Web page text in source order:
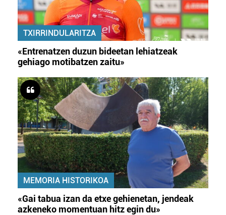
TXIRRINDULARITZA
«Entrenatzen duzun bideetan lehiatzeak
gehiago motibatzen zaitu»
MEMORIA HISTORIKOA
«Gai tabua izan da etxe gehienetan, jendeak
azkeneko momentuan hitz egin du»